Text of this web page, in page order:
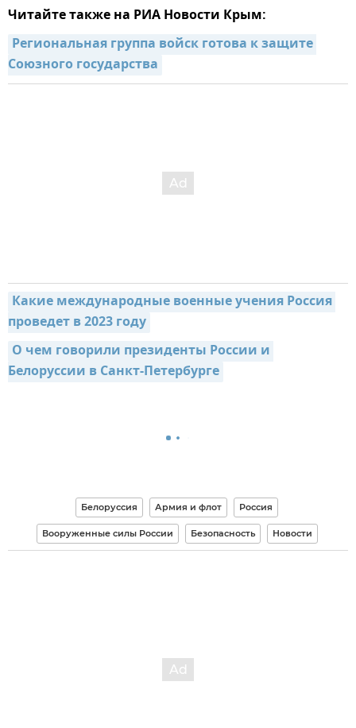
Читайте также на РИА Новости Крым:
Региональная группа войск готова к защите
Союзного государства
Какие международные военные учения Россия
проведет в 2023 году
О чем говорили президенты России и
Белоруссии в Санкт-Петербурге
Белоруссия Армия и флот Россия
Вооруженные силы России Безопасность Новости